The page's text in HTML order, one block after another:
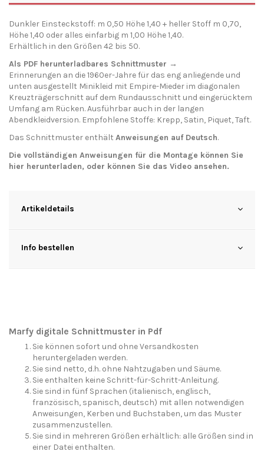
Dunkler Einsteckstoff: m 0,50 Höhe 1,40 + heller Stoff m 0,70,
Höhe 1,40 oder alles einfarbig m 1,00 Höhe 1,40.
Erhältlich in den Größen 42 bis 50.
Als PDF herunterladbares Schnittmuster →
Erinnerungen an die 1960er-Jahre für das eng anliegende und
unten ausgestellt Minikleid mit Empire-Mieder im diagonalen
Kreuzträgerschnitt auf dem Rundausschnitt und eingerücktem
Umfang am Rücken. Ausführbar auch in der langen
Abendkleidversion. Empfohlene Stoffe: Krepp, Satin, Piquet, Taft.
Das Schnittmuster enthält Anweisungen auf Deutsch.
Die vollständigen Anweisungen für die Montage können Sie
hier herunterladen, oder können Sie das Video ansehen.
Artikeldetails
Info bestellen
Marfy digitale Schnittmuster in Pdf
Sie können sofort und ohne Versandkosten
heruntergeladen werden.
Sie sind netto, d.h. ohne Nahtzugaben und Säume.
Sie enthalten keine Schritt-für-Schritt-Anleitung.
Sie sind in fünf Sprachen (italienisch, englisch,
französisch, spanisch, deutsch) mit allen notwendigen
Anweisungen, Kerben und Buchstaben, um das Muster
zusammenzustellen.
Sie sind in mehreren Größen erhältlich: alle Größen sind in
einer Datei enthalten.